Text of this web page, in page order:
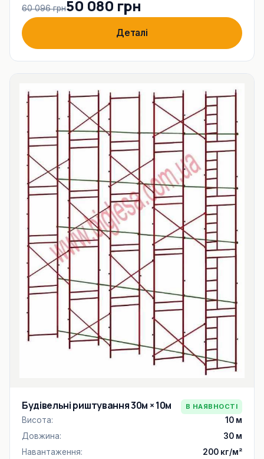
60 096 грн50 080 грн
Деталі
Будівельні риштування 30м × 10м В НАЯВНОСТІ
Висота:
10 м
Довжина:
30 м
Навантаження:
200 кг/м²